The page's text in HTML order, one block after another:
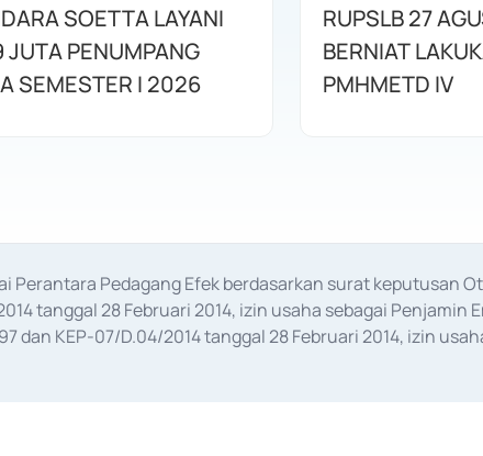
SOETTA LAYANI
JUTA PENUMPANG
SEMESTER I 2026
RUPSLB 27
BERNIAT
PMHMETD IV
Perantara Pedagang Efek berdasarkan surat keputusan
tanggal 28 Februari 2014, izin usaha sebagai
dan KEP-07/D.04/2014 tanggal 28 Februari 2014, izin